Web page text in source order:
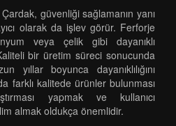
güvenliği sağlamanın yanı
olarak da işlev görür. Ferforje
veya çelik gibi dayanıklı
bir üretim süreci sonucunda
yıllar boyunca dayanıklılığını
farklı kalitede ürünler bulunması
yapmak ve kullanıcı
almak oldukça önemlidir.